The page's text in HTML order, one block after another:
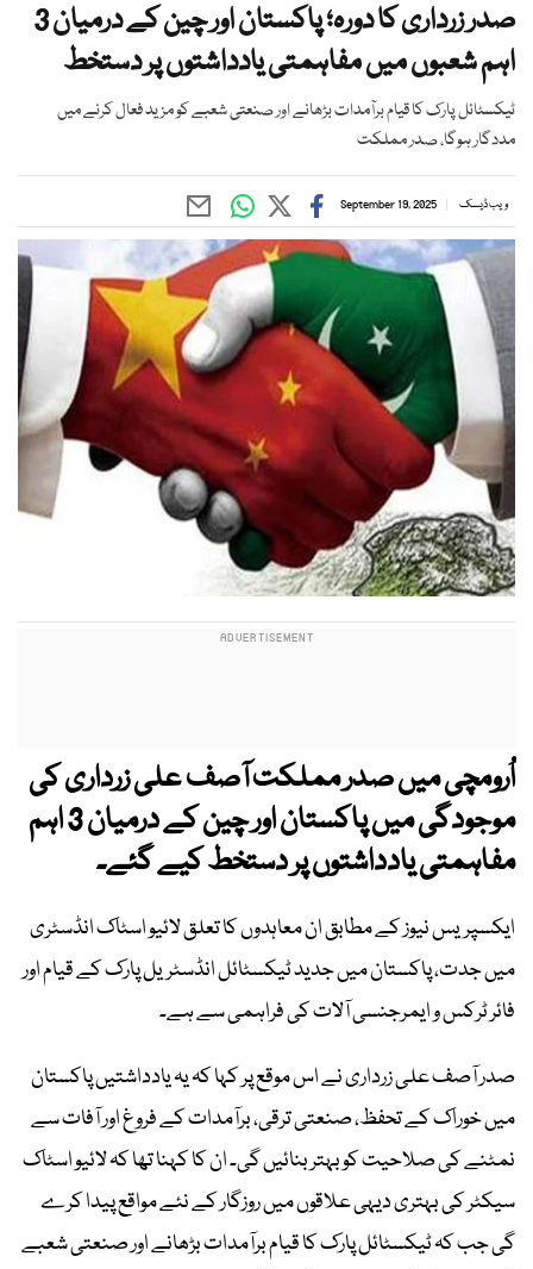
صدر زرداری کا دورہ؛ پاکستان اور چین کے درمیان 3
اہم شعبوں میں مفاہمتی یادداشتوں پر دستخط
ٹیکسٹائل پارک کا قیام برآمدات بڑھانے اور صنعتی شعبے کو مزید فعال کرنے میں
مددگار ہوگا، صدر مملکت
ویب ڈیسک September 19, 2025
اُرومچی میں صدر مملکت آصف علی زرداری کی
موجودگی میں پاکستان اور چین کے درمیان 3 اہم
مفاہمتی یادداشتوں پر دستخط کیے گئے۔
ایکسپریس نیوز کے مطابق ان معاہدوں کا تعلق لائیو اسٹاک انڈسٹری
میں جدت، پاکستان میں جدید ٹیکسٹائل انڈسٹریل پارک کے قیام اور
فائر ٹرکس و ایمرجنسی آلات کی فراہمی سے ہے۔
صدر آصف علی زرداری نے اس موقع پر کہا کہ یہ یادداشتیں پاکستان
میں خوراک کے تحفظ، صنعتی ترقی، برآمدات کے فروغ اور آفات سے
نمٹنے کی صلاحیت کو بہتر بنائیں گی۔ ان کا کہنا تھا کہ لائیو اسٹاک
سیکٹر کی بہتری دیہی علاقوں میں روزگار کے نئے مواقع پیدا کرے
گی جب کہ ٹیکسٹائل پارک کا قیام برآمدات بڑھانے اور صنعتی شعبے